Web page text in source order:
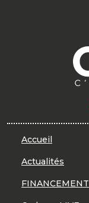
Accueil
Actualités
FINANCEMENT